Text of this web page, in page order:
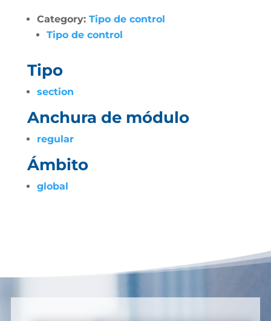
Category: Tipo de control
Tipo de control
Tipo
section
Anchura de módulo
regular
Ámbito
global